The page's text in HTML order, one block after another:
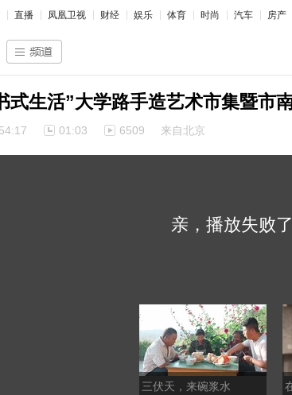
直播 凤凰卫视 财经 娱乐 体育 时尚 汽车 房产
式生活”大学路手造艺术市集暨市
01:03 6509 来自北京
亲，播放失败了
三伏天，来碗浆水